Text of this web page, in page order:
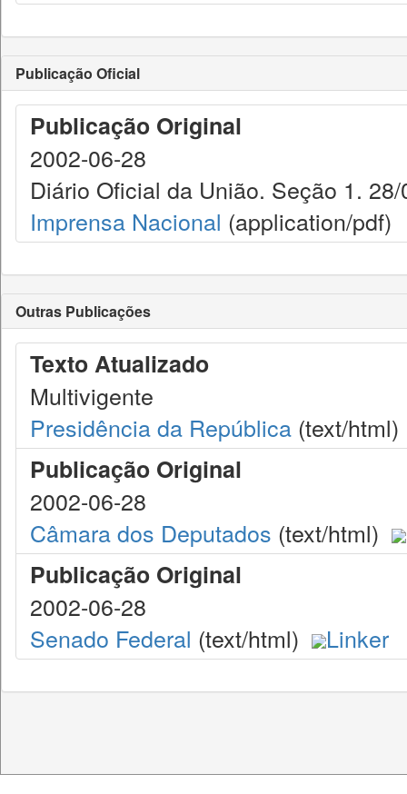
Publicação Oficial
Publicação Original
2002-06-28
Diário Oficial da União. Seção 1.
Imprensa Nacional (application/pdf)
Outras Publicações
Texto Atualizado
Multivigente
Presidência da República (text/html)
Publicação Original
2002-06-28
Câmara dos Deputados (text/html)
Publicação Original
2002-06-28
Senado Federal (text/html) Linker